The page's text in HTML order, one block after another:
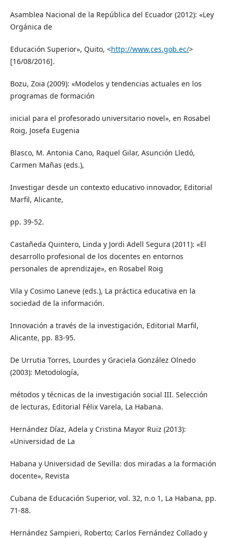
Asamblea Nacional de la República del Ecuador (2012): «Ley
Orgánica de
Educación Superior», Quito, <http://www.ces.gob.ec/>
[16/08/2016].
Bozu, Zoia (2009): «Modelos y tendencias actuales en los
programas de formación
inicial para el profesorado universitario novel», en Rosabel
Roig, Josefa Eugenia
Blasco, M. Antonia Cano, Raquel Gilar, Asunción Lledó,
Carmen Mañas (eds.),
Investigar desde un contexto educativo innovador, Editorial
Marfil, Alicante,
pp. 39-52.
Castañeda Quintero, Linda y Jordi Adell Segura (2011): «El
desarrollo profesional de los docentes en entornos
personales de aprendizaje», en Rosabel Roig
Vila y Cosimo Laneve (eds.), La práctica educativa en la
sociedad de la información.
Innovación a través de la investigación, Editorial Marfil,
Alicante, pp. 83-95.
De Urrutia Torres, Lourdes y Graciela González Olnedo
(2003): Metodología,
métodos y técnicas de la investigación social III. Selección
de lecturas, Editorial Félix Varela, La Habana.
Hernández Díaz, Adela y Cristina Mayor Ruiz (2013):
«Universidad de La
Habana y Universidad de Sevilla: dos miradas a la formación
docente», Revista
Cubana de Educación Superior, vol. 32, n.o 1, La Habana, pp.
71-88.
Hernández Sampieri, Roberto; Carlos Fernández Collado y